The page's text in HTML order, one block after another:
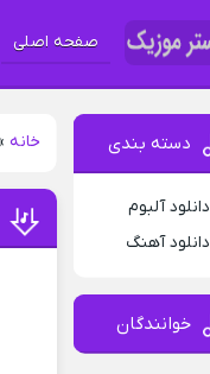
صفحه اصلی
خانه دسته بندی
دانلود آلبوم
دانلود آهنگ
خوانندگان